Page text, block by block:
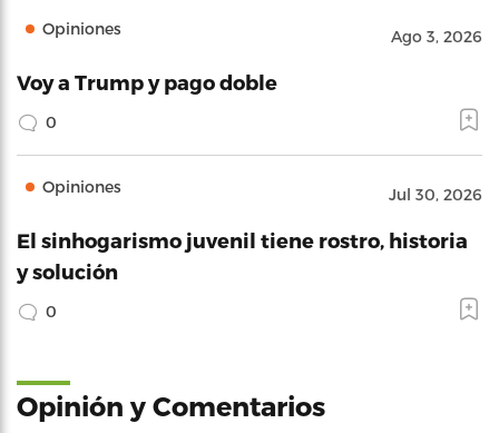
Opiniones Ago 3, 2026
Voy a Trump y pago doble
0
Opiniones Jul 30, 2026
El sinhogarismo juvenil tiene rostro, historia
y solución
0
Opinión y Comentarios